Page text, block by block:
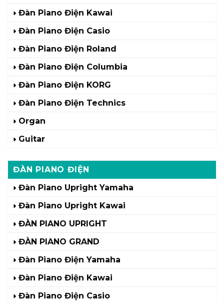
Đàn Piano Điện Kawai
Đàn Piano Điện Casio
Đàn Piano Điện Roland
Đàn Piano Điện Columbia
Đàn Piano Điện KORG
Đàn Piano Điện Technics
Organ
Guitar
ĐÀN PIANO ĐIỆN
Đàn Piano Upright Yamaha
Đàn Piano Upright Kawai
ĐÀN PIANO UPRIGHT
ĐÀN PIANO GRAND
Đàn Piano Điện Yamaha
Đàn Piano Điện Kawai
Đàn Piano Điện Casio